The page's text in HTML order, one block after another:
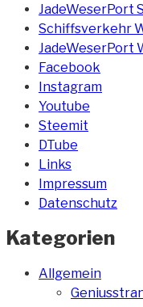
JadeWeserPort
Schiffsverkehr
JadeWeserPort
Facebook
Instagram
Youtube
Steemit
DTube
Links
Impressum
Datenschutz
Kategorien
Allgemein